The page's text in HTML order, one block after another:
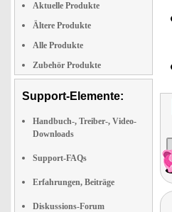
Aktuelle Produkte
Ältere Produkte
Alle Produkte
Zubehör Produkte
Support-Elemente:
Handbuch-, Treiber-, Video-
Downloads
Support-FAQs
Erfahrungen, Beiträge
Diskussions-Forum